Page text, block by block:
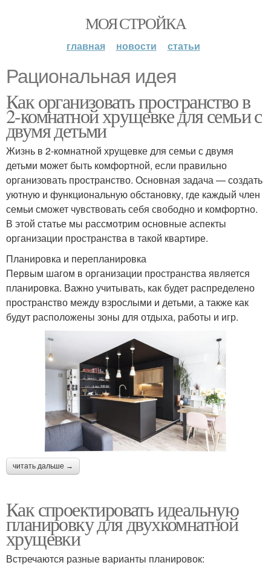
МОЯ СТРОЙКА
главная новости статьи
Рациональная идея
Как организовать пространство в
2-комнатной хрущевке для семьи с
двумя детьми
Жизнь в 2-комнатной хрущевке для семьи с двумя
детьми может быть комфортной, если правильно
организовать пространство. Основная задача — создать
уютную и функциональную обстановку, где каждый член
семьи сможет чувствовать себя свободно и комфортно.
В этой статье мы рассмотрим основные аспекты
организации пространства в такой квартире.
Планировка и перепланировка
Первым шагом в организации пространства является
планировка. Важно учитывать, как будет распределено
пространство между взрослыми и детьми, а также как
будут расположены зоны для отдыха, работы и игр.
читать дальше →
Как спроектировать идеальную
планировку для двухкомнатной
хрущевки
Встречаются разные варианты планировок: